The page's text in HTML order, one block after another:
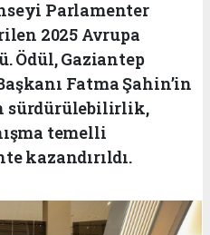
Parlamenter
2025 Avrupa
Ödül, Gaziantep
Fatma Şahin’in
sürdürülebilirlik,
temelli
kazandırıldı.